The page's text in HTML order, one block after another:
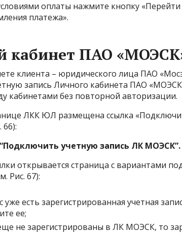
оплаты нажмите кнопку
платежа».
кабинет ПАО
клиента – юридического лица ПАО
запись Личного кабинета ПАО
кабинетами без повторной авторизации.
ЛКК ЮЛ размещена ссылка
учетную запись ЛК МОЭСК”.
открывается страница с вариантами
Рис. 67):
уже есть зарегистрированная учетная
ее;
не зарегистрированы в ЛК МОЭСК, то